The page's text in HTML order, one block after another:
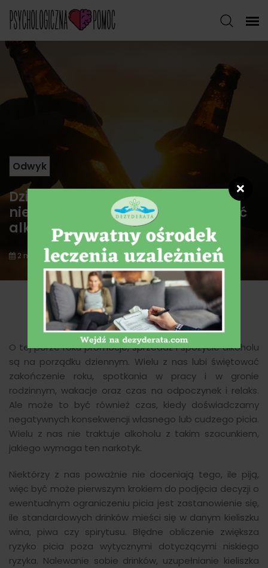
Odwyk
Dziesięć powodów, dla których
niektórzy z nas powinni ograniczyć
alkohol
2 marca 2021
O tej porze roku promocje, sprzedaż i spożycie alkoholu
są na porządku dziennym. Wielu z nas lubi świętować
zakończenie roku, spotkania w pracy i w gronie
rodzinnym, wakacje oraz czas na odpoczynek i relaks.
Ale może to być również czas, kiedy doświadczamy
negatywnych konsekwencji własnego lub cudzego picia.
Wielu z nas nie traktuje alkoholu z takim szacunkiem,
jakiego wymaga ten narkotyk.
Niektórzy z nas poważnie nie doceniają tego, ile piją,
więc być może pierwszym krokiem do podjęcia decyzji o
ewentualnym ograniczeniu picia jest zastanowienie się,
ile standardowych drinków mieści się w danym kieliszku
wina, piwa czy spirytusu. Błędne obliczenie zwiększa
ryzyko picia poza wytycznymi dotyczącymi niskiego
ryzyka. Nalewanie sobie drinków, uzupełnianie kieliszka
❌